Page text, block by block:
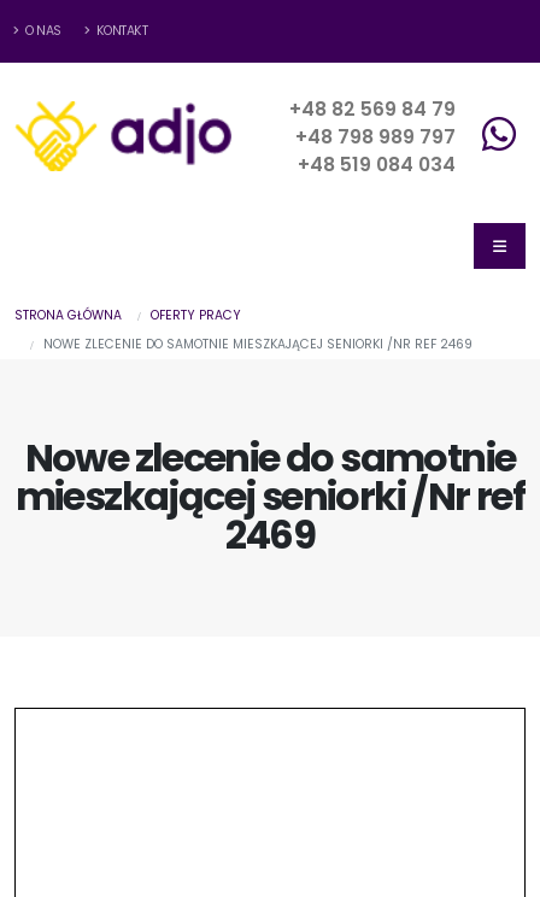
O NAS KONTAKT
+48 82 569 84 79
+48 798 989 797
+48 519 084 034
STRONA GŁÓWNA
OFERTY PRACY
NOWE ZLECENIE DO SAMOTNIE MIESZKAJĄCEJ SENIORKI /NR REF 2469
Nowe zlecenie do samotnie
mieszkającej seniorki /Nr ref
2469